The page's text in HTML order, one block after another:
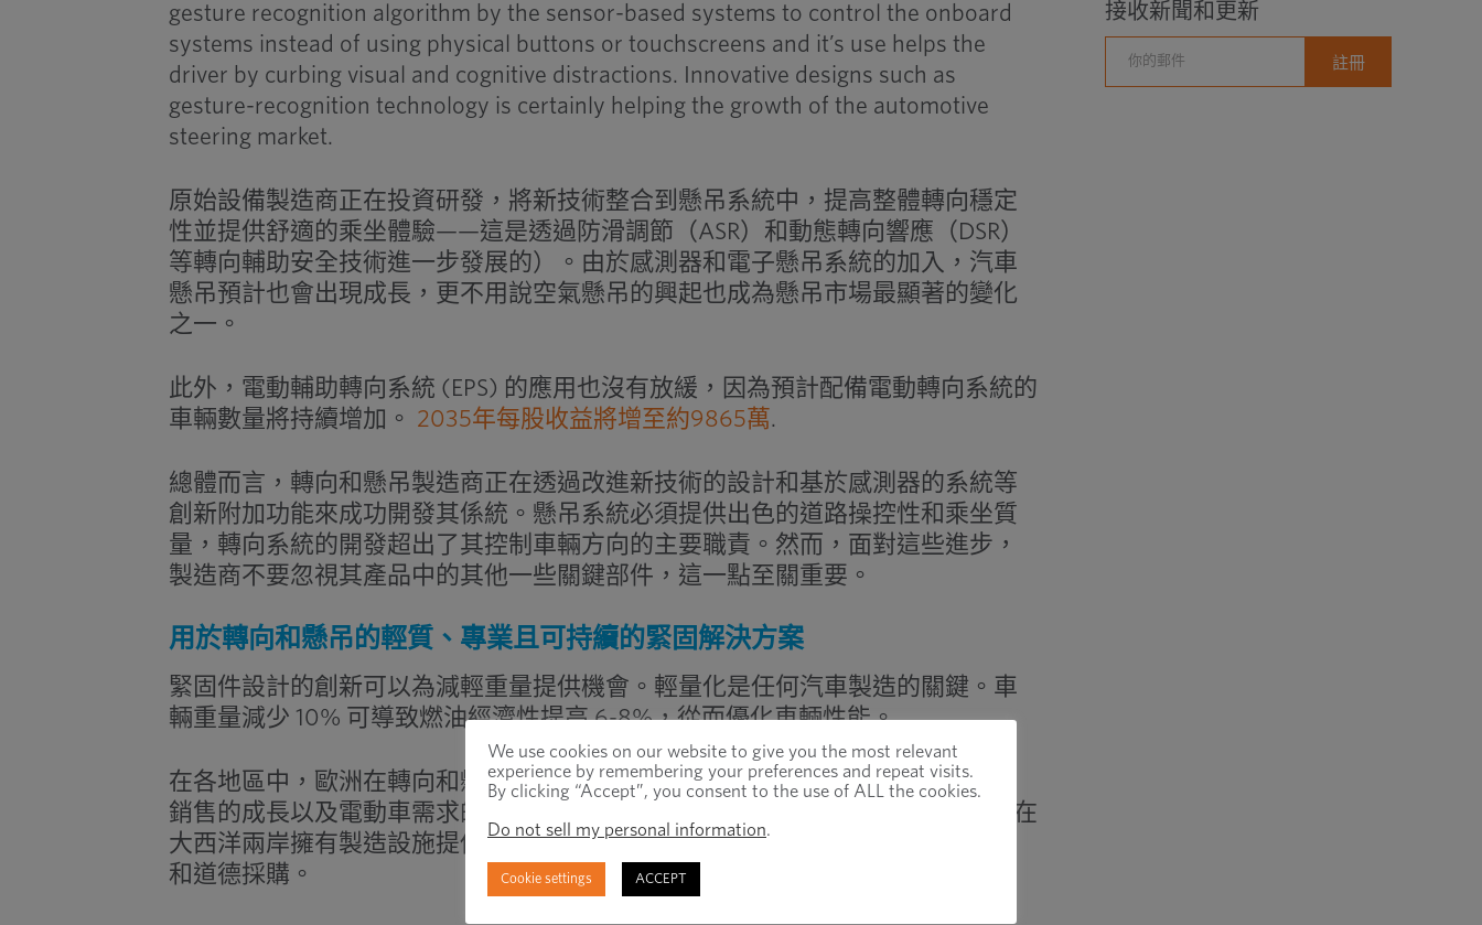
gesture recognition algorithm by the sensor-based systems to control the onboard
systems instead of using physical buttons or touchscreens and it’s use helps the
driver by curbing visual and cognitive distractions. Innovative designs such as
gesture-recognition technology is certainly helping the growth of the automotive
steering market.
原始設備製造商正在投資研發，將新技術整合到懸吊系統中，提高整體轉向穩定
性並提供舒適的乘坐體驗——這是透過防滑調節（ASR）和動態轉向響應（DSR）
等轉向輔助安全技術進一步發展的）。由於感測器和電子懸吊系統的加入，汽車
懸吊預計也會出現成長，更不用說空氣懸吊的興起也成為懸吊市場最顯著的變化
之一。
此外，電動輔助轉向系統 (EPS) 的應用也沒有放緩，因為預計配備電動轉向系統的
車輛數量將持續增加。 2035年每股收益將增至約9865萬.
總體而言，轉向和懸吊製造商正在透過改進新技術的設計和基於感測器的系統等
創新附加功能來成功開發其係統。懸吊系統必須提供出色的道路操控性和乘坐質
量，轉向系統的開發超出了其控制車輛方向的主要職責。然而，面對這些進步，
製造商不要忽視其產品中的其他一些關鍵部件，這一點至關重要。
用於轉向和懸吊的輕質、專業且可持續的緊固解決方案
緊固件設計的創新可以為減輕重量提供機會。輕量化是任何汽車製造的關鍵。車
輛重量減少 10% 可導致燃油經濟性提高 6-8%，從而優化車輛性能。
在各地區中，歐洲在轉向和懸吊市場中佔有最大份額，這主要是由於汽車生產和
銷售的成長以及電動車需求的增加。在 Optimas，我們為英國、歐洲和美國客戶在
大西洋兩岸擁有製造設施提供在岸和近岸服務，以幫助遏制碳排放並提高永續性
和道德採購。
接收新聞和更新
We use cookies on our website to give you the most relevant
experience by remembering your preferences and repeat visits.
By clicking “Accept”, you consent to the use of ALL the cookies.
Do not sell my personal information.
Cookie settings ACCEPT